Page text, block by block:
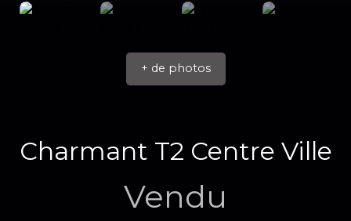
+ de photos
Charmant T2 Centre Ville
Vendu